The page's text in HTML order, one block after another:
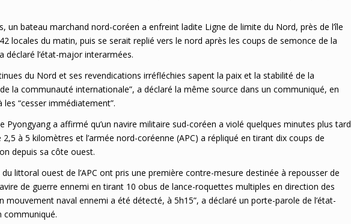
un bateau marchand nord-coréen a enfreint ladite Ligne de limite du Nord, près de l’île
locales du matin, puis se serait replié vers le nord après les coups de semonce de la
déclaré l’état-major interarmées.
du Nord et ses revendications irréfléchies sapent la paix et la stabilité de la
la communauté internationale”, a déclaré la même source dans un communiqué, en
“cesser immédiatement”.
Pyongyang a affirmé qu’un navire militaire sud-coréen a violé quelques minutes plus tard
à 5 kilomètres et l’armée nord-coréenne (APC) a répliqué en tirant dix coups de
depuis sa côte ouest.
littoral ouest de l’APC ont pris une première contre-mesure destinée à repousser de
de guerre ennemi en tirant 10 obus de lance-roquettes multiples en direction des
mouvement naval ennemi a été détecté, à 5h15”, a déclaré un porte-parole de l’état-
communiqué.